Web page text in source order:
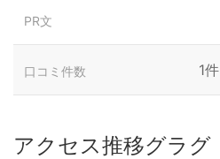
PR文
口コミ件数 1件
アクセス推移グラグ